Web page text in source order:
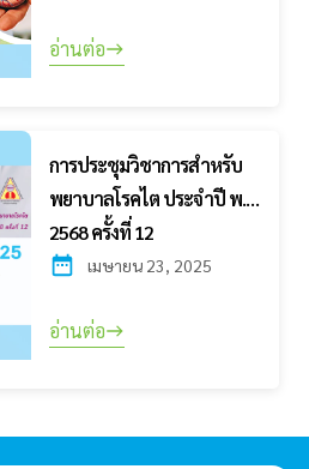
อ่านต่อ
การประชุมวิชาการสำหรับ
พยาบาลโรคไต ประจำปี พ.ศ.
2568 ครั้งที่ 12
เมษายน 23, 2025
อ่านต่อ